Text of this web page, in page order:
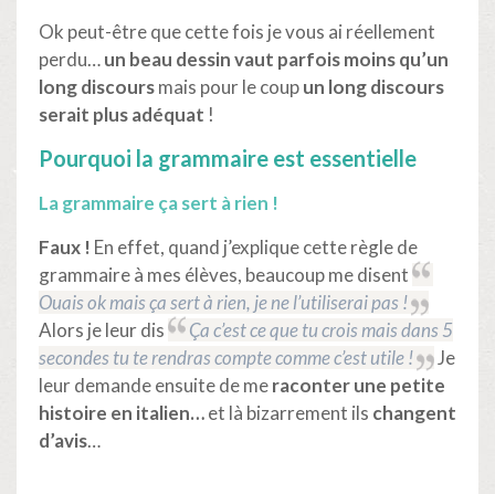
Ok peut-être que cette fois je vous ai réellement
perdu…un beau dessin vaut parfois moins qu’un
long discoursmais pour le coupun long discours
serait plus adéquat !
Pourquoi la grammaire est essentielle
La grammaire ça sert à rien !
Faux ! En effet, quand j’explique cette règle de
grammaire à mes élèves, beaucoup me disent
Ouais ok mais ça sert à rien, je ne l’utiliserai pas !
Alors je leur dis
Ça c’est ce que tu crois mais dans 5
secondes tu te rendras compte comme c’est utile !
Je
leur demande ensuite de meraconter une petite
histoire en italien…et là bizarrement ils changent
d’avis…